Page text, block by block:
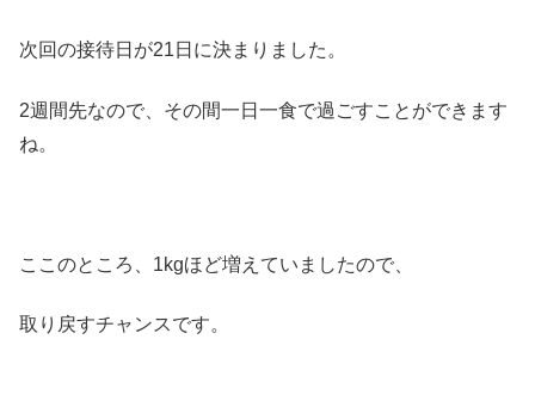
次回の接待日が21日に決まりました。
2週間先なので、その間一日一食で過ごすことができます
ね。
ここのところ、1kgほど増えていましたので、
取り戻すチャンスです。